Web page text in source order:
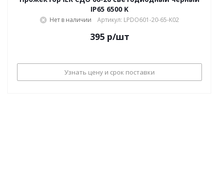
IP65 6500 K
Нет в наличии Артикул: LPDO601-20-65-K02
395р/шт
Узнать цену и срок поставки